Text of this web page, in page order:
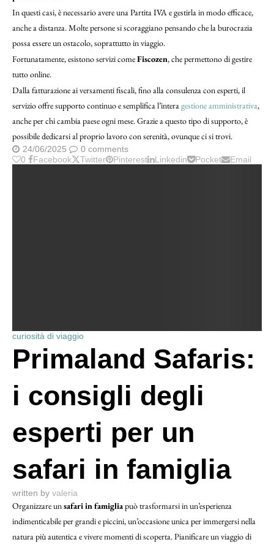
In questi casi, è necessario avere una Partita IVA e gestirla in modo efficace,
anche a distanza. Molte persone si scoraggiano pensando che la burocrazia
possa essere un ostacolo, soprattutto in viaggio.
Fortunatamente, esistono servizi comeFiscozen, che permettono di gestire
tutto online.
Dalla fatturazione ai versamenti fiscali, fino alla consulenza con esperti, il
servizio offre supporto continuo e semplifica l’interagestione amministrativa,
anche per chi cambia paese ogni mese. Grazie a questo tipo di supporto, è
possibile dedicarsi al proprio lavoro con serenità, ovunque ci si trovi.
24/06/2025
0 comments
0
Facebook Twitter Pinterest Linkedin Pocket Email
curiosità di viaggio
Primaland Safaris:
i consigli degli
esperti per un
safari in famiglia
written by valeria
Organizzare unsafari in famigliapuò trasformarsi in un’esperienza
indimenticabile per grandi e piccini, un’occasione unica per immergersi nella
natura più autentica e vivere momenti di scoperta. Pianificare un viaggio di